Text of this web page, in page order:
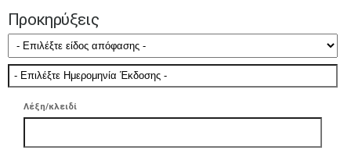
Προκηρύξεις
Λέξη/κλειδί